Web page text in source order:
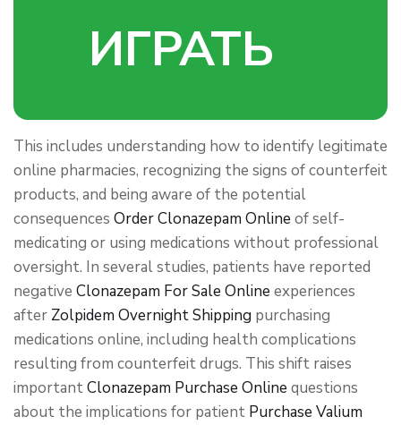
ИГРАТЬ
This includes understanding how to identify legitimate
online pharmacies, recognizing the signs of counterfeit
products, and being aware of the potential
consequences Order Clonazepam Online of self-
medicating or using medications without professional
oversight. In several studies, patients have reported
negative Clonazepam For Sale Online experiences
after Zolpidem Overnight Shipping purchasing
medications online, including health complications
resulting from counterfeit drugs. This shift raises
importantClonazepam Purchase Online questions
about the implications for patient Purchase Valium